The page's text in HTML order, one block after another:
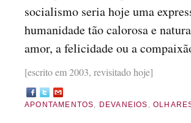
socialismo seria hoje uma
humanidade tão calorosa e
amor, a felicidade ou a
[escrito em 2003, revisitado hoje]
APONTAMENTOS, DEVANEIOS ,